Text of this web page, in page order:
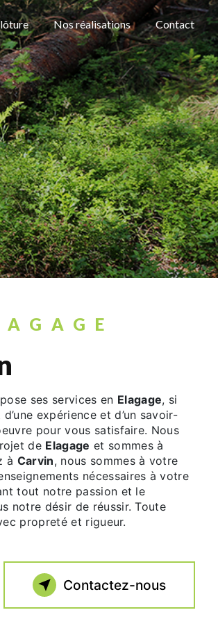
Nos réalisations Contact
ses services en Elagage, si
expérience et d’un savoir-
pour vous satisfaire. Nous
de Elagage et sommes à
à Carvin, nous sommes à votre
nécessaires à votre
tout notre passion et le
notre désir de réussir. Toute
propreté et rigueur.
Contactez-nous